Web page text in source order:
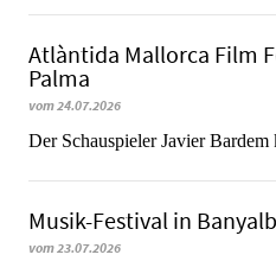
Atlàntida Mallorca Film
Palma
vom 24.07.2026
Der Schauspieler Javier
Musik-Festival in
vom 23.07.2026